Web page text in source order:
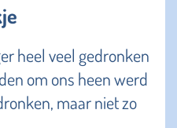
heel veel gedronken
om ons heen werd
maar niet zo